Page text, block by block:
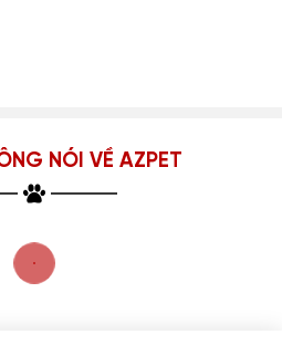
NÓI VỀ AZPET